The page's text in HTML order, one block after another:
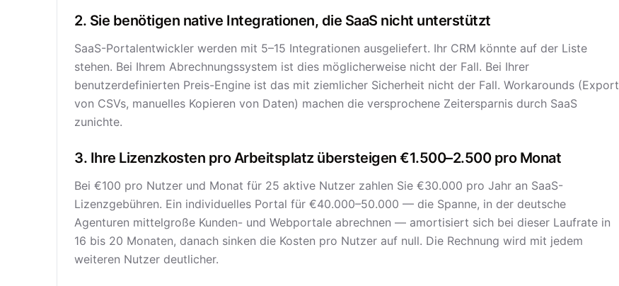
2. Sie benötigen native Integrationen, die SaaS nicht unterstützt
SaaS-Portalentwickler werden mit 5–15 Integrationen ausgeliefert. Ihr CRM könnte auf der Liste
stehen. Bei Ihrem Abrechnungssystem ist dies möglicherweise nicht der Fall. Bei Ihrer
benutzerdefinierten Preis-Engine ist das mit ziemlicher Sicherheit nicht der Fall. Workarounds (Export
von CSVs, manuelles Kopieren von Daten) machen die versprochene Zeitersparnis durch SaaS
zunichte.
3. Ihre Lizenzkosten pro Arbeitsplatz übersteigen €1.500–2.500 pro Monat
Bei €100 pro Nutzer und Monat für 25 aktive Nutzer zahlen Sie €30.000 pro Jahr an SaaS-
Lizenzgebühren. Ein individuelles Portal für €40.000–50.000 — die Spanne, in der deutsche
Agenturen mittelgroße Kunden- und Webportale abrechnen — amortisiert sich bei dieser Laufrate in
16 bis 20 Monaten, danach sinken die Kosten pro Nutzer auf null. Die Rechnung wird mit jedem
weiteren Nutzer deutlicher.